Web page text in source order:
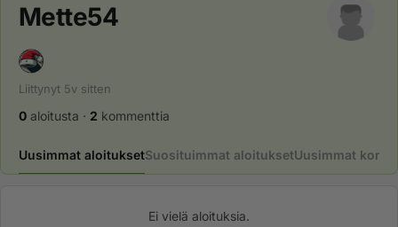
Mette54
Liittynyt 5v sitten
0 aloitusta · 2 kommenttia
Uusimmat aloituksetSuosituimmat aloituksetUusimmat
Ei vielä aloituksia.